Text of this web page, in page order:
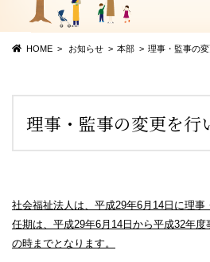
HOME お知らせ 本部 理事・監事の変
理事・監事の変更を行
社会福祉法人は、平成29年6月14日に理事
任期は、平成29年6月14日から平成32年
の時までとなります。